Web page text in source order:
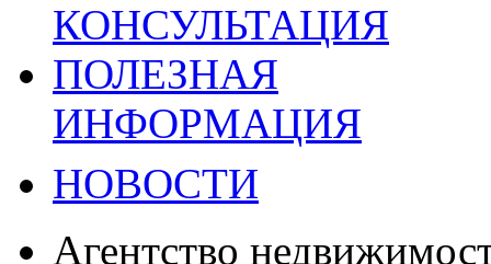
КОНСУЛЬТАЦИЯ
ПОЛЕЗНАЯ
ИНФОРМАЦИЯ
НОВОСТИ
Агентство